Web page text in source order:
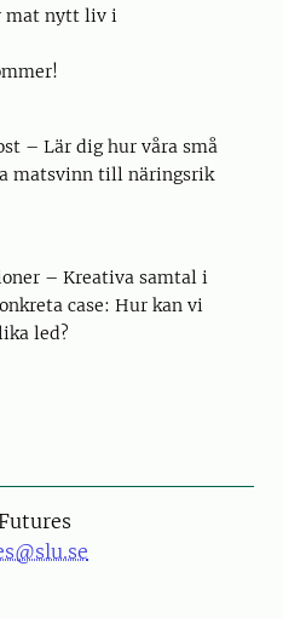
mat nytt liv i
– Lär dig hur våra små
matsvinn till näringsrik
– Kreativa samtal i
case: Hur kan vi
led?